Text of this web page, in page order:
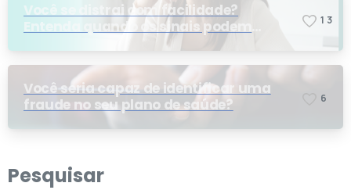
Você se distrai com facilidade?
Entenda quando os sinais podem
1 3
Você seria capaz de identificar uma
fraude no seu plano de saúde?
6
Pesquisar